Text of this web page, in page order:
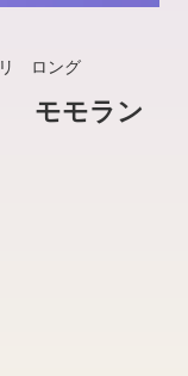
リ ロング
モモラン